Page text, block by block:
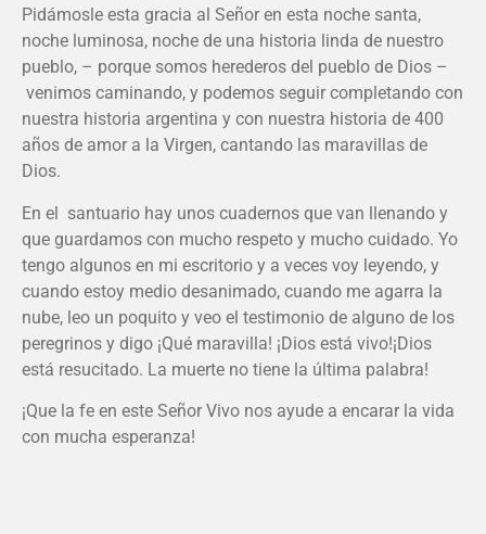
Pidámosle esta gracia al Señor en esta noche santa,
noche luminosa, noche de una historia linda de nuestro
pueblo, – porque somos herederos del pueblo de Dios –
venimos caminando, y podemos seguir completando con
nuestra historia argentina y con nuestra historia de 400
años de amor a la Virgen, cantando las maravillas de
Dios.
En el santuario hay unos cuadernos que van llenando y
que guardamos con mucho respeto y mucho cuidado. Yo
tengo algunos en mi escritorio y a veces voy leyendo, y
cuando estoy medio desanimado, cuando me agarra la
nube, leo un poquito y veo el testimonio de alguno de los
peregrinos y digo ¡Qué maravilla! ¡Dios está vivo!¡Dios
está resucitado. La muerte no tiene la última palabra!
¡Que la fe en este Señor Vivo nos ayude a encarar la vida
con mucha esperanza!